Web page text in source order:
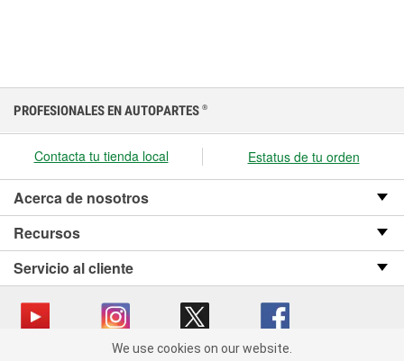
We use cookies on our website. By clicking "Accept", you consent
PROFESIONALES EN AUTOPARTES ®
Contacta tu tienda local Estatus de tu orden
Acerca de nosotros
Recursos
Servicio al cliente
We use cookies on our website.